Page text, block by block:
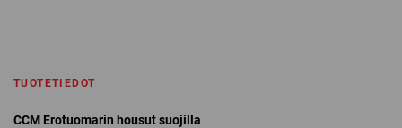
TUOTETIEDOT
CCM Erotuomarin housut suojilla